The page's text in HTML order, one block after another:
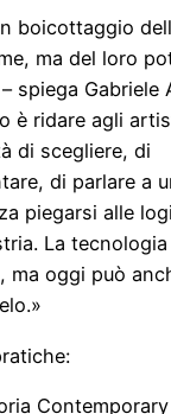
boicottaggio
ma del loro
spiega Gabriele
è ridare agli
di scegliere, di
di parlare a
piegarsi alle
La
ma oggi può